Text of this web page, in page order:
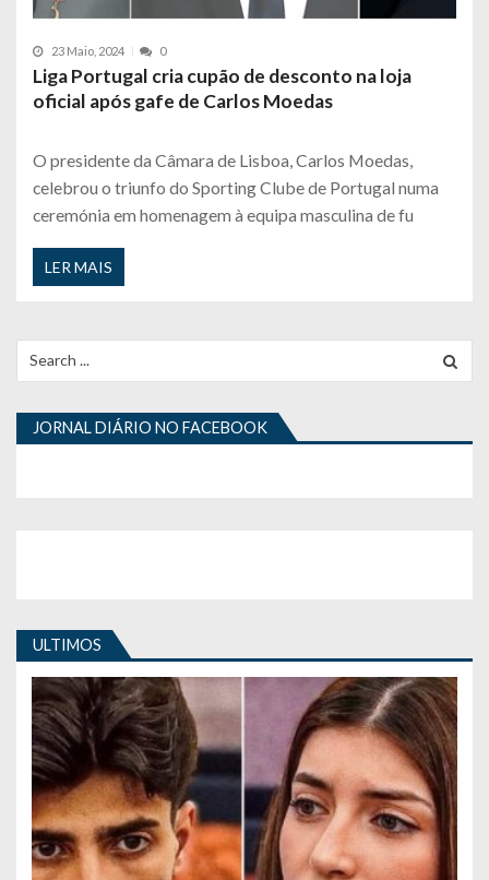
23 Maio, 2024 0
Liga Portugal cria cupão de desconto na loja
oficial após gafe de Carlos Moedas
O presidente da Câmara de Lisboa, Carlos Moedas,
celebrou o triunfo do Sporting Clube de Portugal numa
ceremónia em homenagem à equipa masculina de fu
LER MAIS
for:
JORNAL DIÁRIO NO FACEBOOK
ULTIMOS